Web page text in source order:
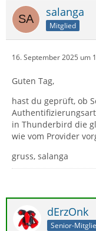
salanga
Mitglied
16. September 2025 um
Guten Tag,
hast du geprüft, ob
in Thunderbird die
wie vom Provider
gruss, salanga
dErzOnk
Senior-